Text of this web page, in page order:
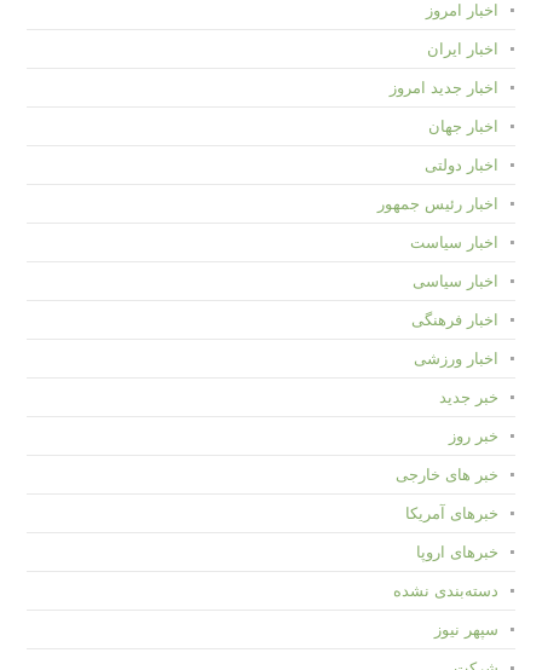
اخبار امروز
اخبار ایران
اخبار جدید امروز
اخبار جهان
اخبار دولتی
اخبار رئیس جمهور
اخبار سیاست
اخبار سیاسی
اخبار فرهنگی
اخبار ورزشی
خبر جدید
خبر روز
خبر های خارجی
خبرهای آمریکا
خبرهای اروپا
دسته‌بندی نشده
سپهر نیوز